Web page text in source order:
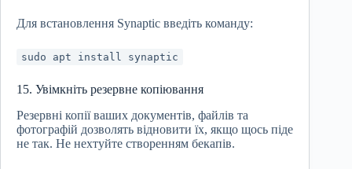
Для встановлення Synaptic введіть команду:
sudo apt install synaptic
15. Увімкніть резервне копіювання
Резервні копії ваших документів, файлів та
фотографій дозволять відновити їх, якщо щось піде
не так. Не нехтуйте створенням бекапів.